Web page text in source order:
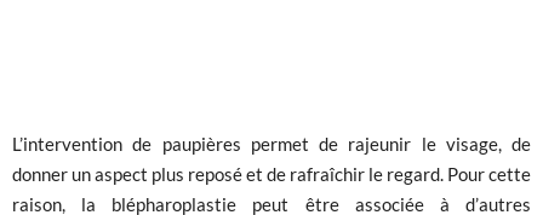
L’intervention de paupières permet de rajeunir le visage, de
donner un aspect plus reposé et de rafraîchir le regard. Pour cette
raison, la blépharoplastie peut être associée à d’autres